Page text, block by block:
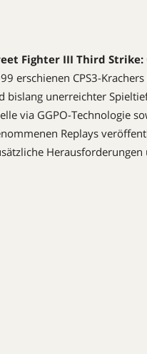
Fighter III Third Strike:
erschienen CPS3-
unerreichter
via GGPO-Technologie
Replays